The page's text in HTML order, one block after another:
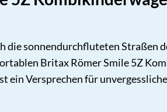
die sonnendurchfluteten Straßen
Britax Römer Smile 5Z
ein Versprechen für